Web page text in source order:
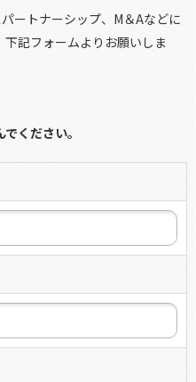
ートナーシップ、M＆Aなどに
記フォームよりお願いしま
ください。